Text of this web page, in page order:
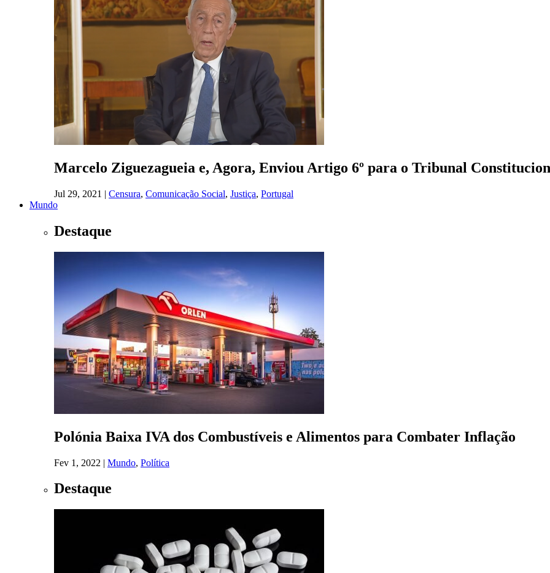
Marcelo Ziguezagueia e, Agora, Enviou Artigo 6º para o Tribunal
Jul 29, 2021 | Censura, Comunicação Social, Justiça, Portugal
Mundo
Destaque
Polónia Baixa IVA dos Combustíveis e Alimentos para Combater Inflação
Fev 1, 2022 | Mundo, Política
Destaque